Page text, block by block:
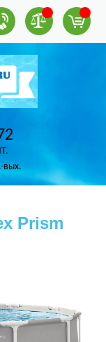
вых.
Prism